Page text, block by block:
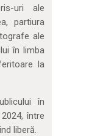
uri ale
partiura
ale
în limba
la
în
între
liberă.